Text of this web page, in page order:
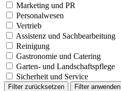
Marketing und PR
Personalwesen
Vertrieb
Assistenz und Sachbearbeitung
Reinigung
Gastronomie und Catering
Garten- und Landschaftspflege
Sicherheit und Service
Filter zurücksetzen Filter anwenden